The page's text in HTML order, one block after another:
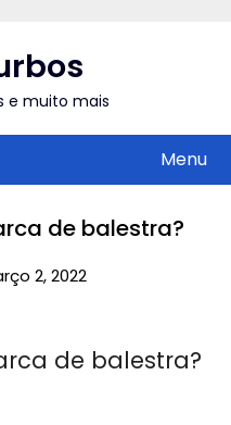
e muito mais
Menu
de balestra?
2, 2022
de balestra?